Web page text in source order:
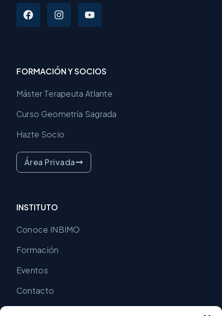
F
a
c
o
k
I
n
s
r
a
Y
o
u
e
FORMACIÓN Y SOCIOS
Máster Terapeuta Atlante
Curso Geometría Sagrada
Hazte Socio
Área Privada
INSTITUTO
Conoce INBIMO
Formación
Eventos
Contacto